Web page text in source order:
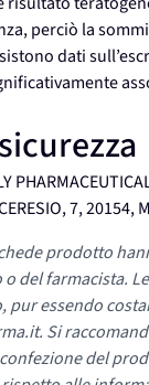
perciò la
dati
7, 20154,
prodotto
del farmacista.
pur essendo
Si
del